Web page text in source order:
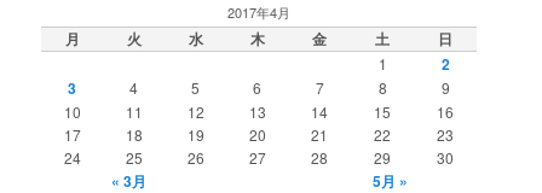
2017年4月
月 火 水 木 金 土 日
1
2
3
4 5 6 7 8
9
10
11 12 13 14 15
16
17
18 19 20 21 22
23
24
25 26 27 28 29 30
« 3月 5月 »